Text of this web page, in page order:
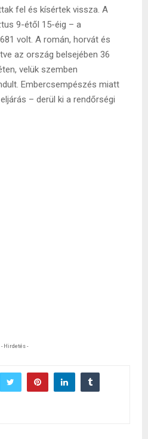
fel és kísértek vissza. A
9-étől 15-éig – a
volt. A román, horvát és
az ország belsejében 36
velük szemben
Embercsempészés miatt
– derül ki a rendőrségi
- Hirdetés -